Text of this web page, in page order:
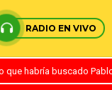
RADIO EN VIVO
que habría buscado